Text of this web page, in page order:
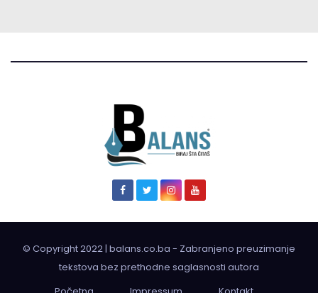
© Copyright 2022 | balans.co.ba - Zabranjeno preuzimanje
tekstova bez prethodne saglasnosti autora